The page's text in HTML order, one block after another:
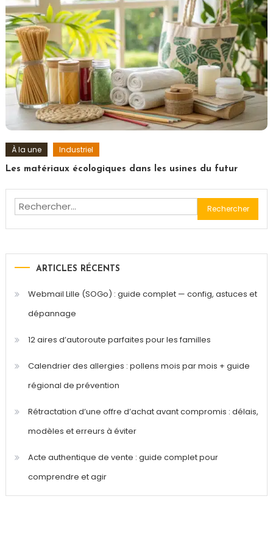
À la une Industriel
Les matériaux écologiques dans les usines du futur
Rechercher :
ARTICLES RÉCENTS
Webmail Lille (SOGo) : guide complet — config, astuces et
dépannage
12 aires d’autoroute parfaites pour les familles
Calendrier des allergies : pollens mois par mois + guide
régional de prévention
Rétractation d’une offre d’achat avant compromis : délais,
modèles et erreurs à éviter
Acte authentique de vente : guide complet pour
comprendre et agir